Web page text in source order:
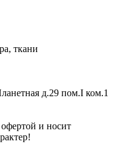
ткани
д.29 пом.I ком.1
и носит